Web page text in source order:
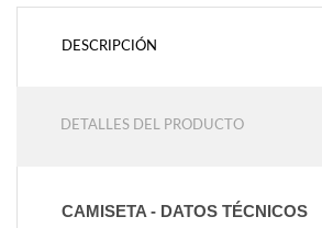
DESCRIPCIÓN
DETALLES DEL PRODUCTO
CAMISETA - DATOS TÉCNICOS